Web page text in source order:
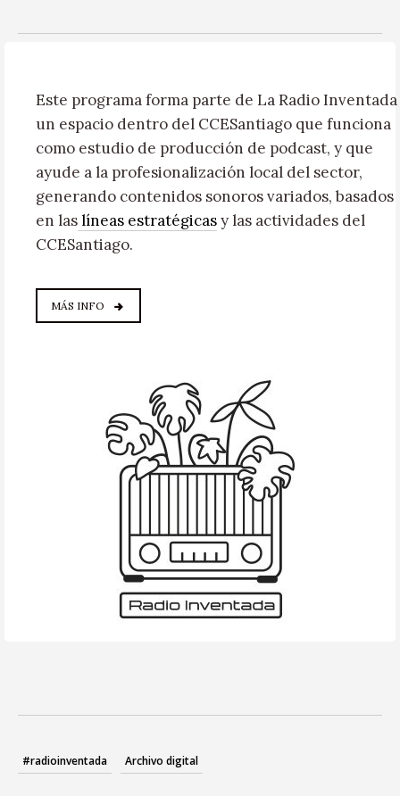
Este programa forma parte de La Radio Inventada
un espacio dentro del CCESantiago que funciona
como estudio de producción de podcast, y que
ayude a la profesionalización local del sector,
generando contenidos sonoros variados, basados
en laslíneas estratégicasy las actividades del
CCESantiago.
MÁS INFO
#radioinventada Archivo digital